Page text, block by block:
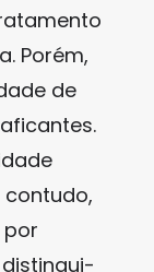
Porém,
de